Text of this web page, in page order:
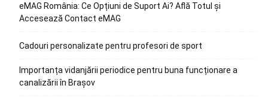
eMAG România: Ce Opțiuni de Suport Ai? Află Totul și
Accesează Contact eMAG
Cadouri personalizate pentru profesori de sport
Importanța vidanjării periodice pentru buna funcționare a
canalizării în Brașov